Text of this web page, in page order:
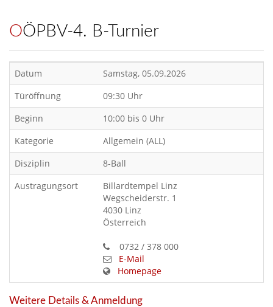
OÖPBV-4. B-Turnier
Datum
Samstag, 05.09.2026
Türöffnung
09:30 Uhr
Beginn
10:00 bis 0 Uhr
Kategorie
Allgemein (ALL)
Disziplin
8-Ball
Austragungsort
Billardtempel Linz
Wegscheiderstr. 1
4030 Linz
Österreich
0732 / 378 000
E-Mail
Homepage
Weitere Details & Anmeldung